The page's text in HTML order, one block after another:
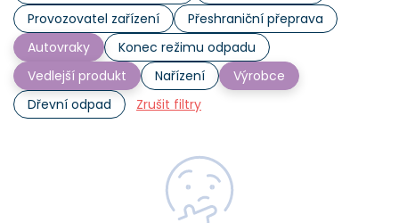
Provozovatel zařízení
Přeshraniční přeprava
Autovraky
Konec režimu odpadu
Vedlejší produkt
Nařízení
Výrobce
Dřevní odpad
Zrušit filtry